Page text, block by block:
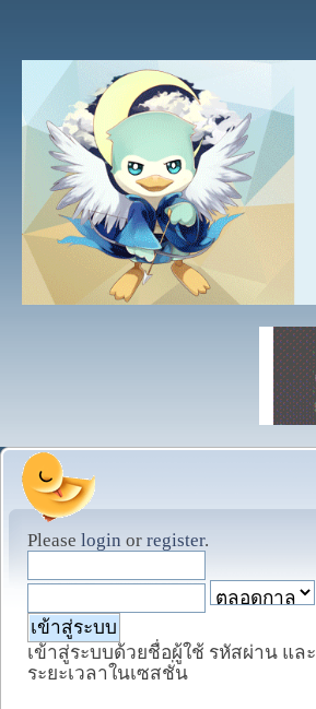
Please login or register.
เข้าสู่ระบบด้วยชื่อผู้ใช้ รหัสผ่าน และ
ระยะเวลาในเซสชั่น